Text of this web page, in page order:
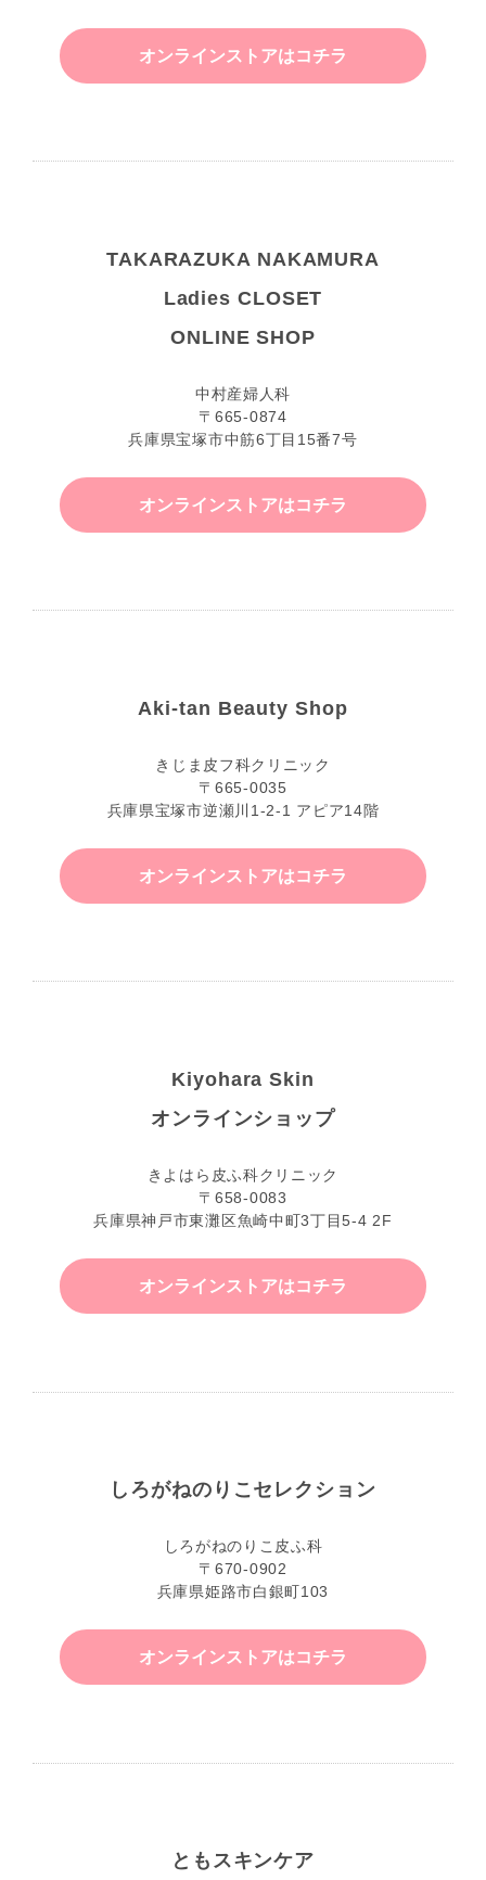
オンラインストアはコチラ
TAKARAZUKA NAKAMURA
Ladies CLOSET
ONLINE SHOP
中村産婦人科
〒665-0874
兵庫県宝塚市中筋6丁目15番7号
オンラインストアはコチラ
Aki-tan Beauty Shop
きじま皮フ科クリニック
〒665-0035
兵庫県宝塚市逆瀬川1-2-1 アピア14階
オンラインストアはコチラ
Kiyohara Skin
オンラインショップ
きよはら皮ふ科クリニック
〒658-0083
兵庫県神戸市東灘区魚崎中町3丁目5-4 2F
オンラインストアはコチラ
しろがねのりこセレクション
しろがねのりこ皮ふ科
〒670-0902
兵庫県姫路市白銀町103
オンラインストアはコチラ
ともスキンケア